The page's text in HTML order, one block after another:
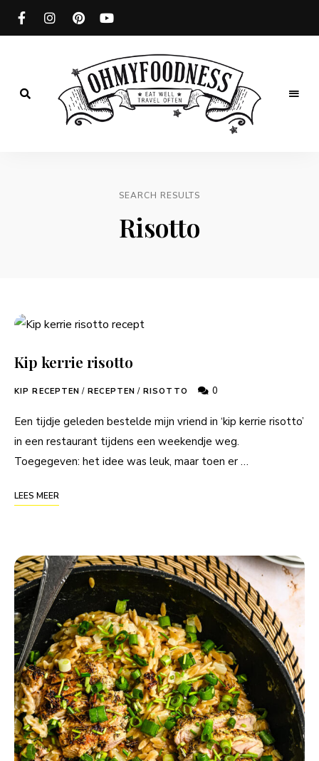
SEARCH RESULTS
Risotto
Kip kerrie risotto
KIP RECEPTEN / RECEPTEN / RISOTTO 0
Een tijdje geleden bestelde mijn vriend in ‘kip kerrie risotto’
in een restaurant tijdens een weekendje weg.
Toegegeven: het idee was leuk, maar toen er …
LEES MEER